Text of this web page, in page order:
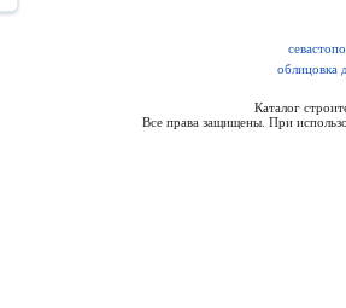
облицовка
Каталог
Все права защищены. При